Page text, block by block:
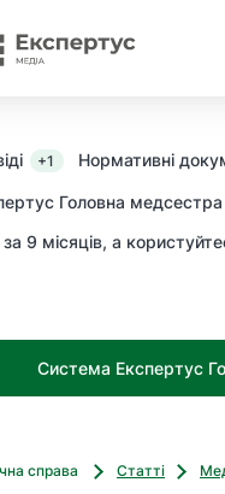
+1 Нормативні
Головна медсестра
за 9 місяців, а
Система Експертус
справа Статті